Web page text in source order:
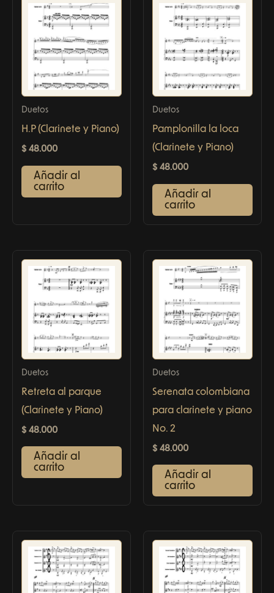
Duetos
H.P (Clarinete y Piano)
$ 48.000
Añadir al
carrito
Duetos
Pamplonilla la loca
(Clarinete y Piano)
$ 48.000
Añadir al
carrito
Duetos
Retreta al parque
(Clarinete y Piano)
$ 48.000
Añadir al
carrito
Duetos
Serenata colombiana
para clarinete y piano
No. 2
$ 48.000
Añadir al
carrito